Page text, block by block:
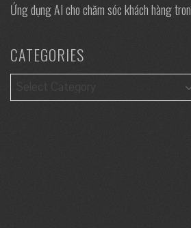
Ứng dụng AI cho chăm sóc khách hàng
CATEGORIES
Categories